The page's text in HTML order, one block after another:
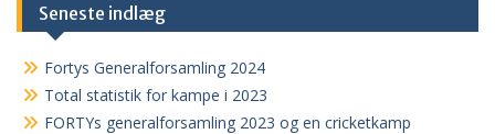
Seneste indlæg
Fortys Generalforsamling 2024
Total statistik for kampe i 2023
FORTYs generalforsamling 2023 og en cricketkamp